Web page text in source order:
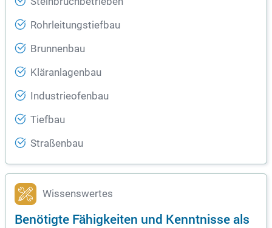
Rohrleitungstiefbau
Brunnenbau
Kläranlagenbau
Industrieofenbau
Tiefbau
Straßenbau
Wissenswertes
Benötigte Fähigkeiten und Kenntnisse als